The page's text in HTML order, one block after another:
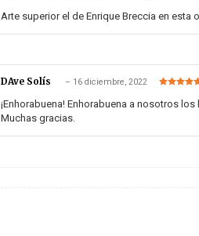
en 4de 5
Arte superior el de Enrique Breccia en esta
DAve Solís – 16 diciembre, 2022
de 5
¡Enhorabuena! Enhorabuena a nosotros
Muchas gracias.